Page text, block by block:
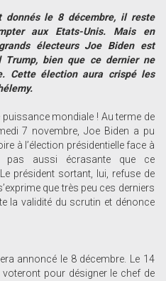
le 8 décembre, il reste
aux Etats-Unis. Mais en
électeurs Joe Biden est
Trump, bien que ce dernier ne
Cette élection aura crispé les
mondiale ! Au terme de
7 novembre, Joe Biden a pu
à l’élection présidentielle face à
pas aussi écrasante que ce
président sortant, lui, refuse de
que très peu ces derniers
la validité du scrutin et dénonce
annoncé le 8 décembre. Le 14
pour désigner le chef de